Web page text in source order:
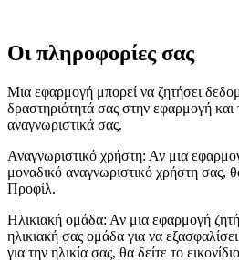
Οι πληροφορίες σας
Μια εφαρμογή μπορεί να ζητήσει
δραστηριότητά σας στην εφαρμογή
αναγνωριστικά σας.
Αναγνωριστικό χρήστη: Αν μια
μοναδικό αναγνωριστικό χρήστη σας,
Προφίλ.
Ηλικιακή ομάδα: Αν μια εφαρμογή
ηλικιακή σας ομάδα για να
για την ηλικία σας, θα δείτε το εικονίδιο